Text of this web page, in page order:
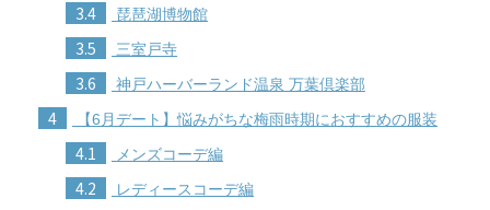
3.4 琵琶湖博物館
3.5 三室戸寺
3.6 神戸ハーバーランド温泉 万葉倶楽部
4 【6月デート】悩みがちな梅雨時期におすすめの服装
4.1 メンズコーデ編
4.2 レディースコーデ編